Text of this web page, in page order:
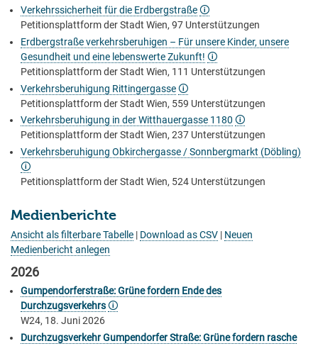
Verkehrssicherheit für die Erdbergstraße🛈
Petitionsplattform der Stadt Wien, 97 Unterstützungen
Erdbergstraße verkehrsberuhigen – Für unsere Kinder, unsere
Gesundheit und eine lebenswerte Zukunft! 🛈
Petitionsplattform der Stadt Wien, 111 Unterstützungen
Verkehrsberuhigung Rittingergasse🛈
Petitionsplattform der Stadt Wien, 559 Unterstützungen
Verkehrsberuhigung in der Witthauergasse 1180 🛈
Petitionsplattform der Stadt Wien, 237 Unterstützungen
Verkehrsberuhigung Obkirchergasse / Sonnbergmarkt (Döbling)
🛈
Petitionsplattform der Stadt Wien, 524 Unterstützungen
Medienberichte
Ansicht als filterbare Tabelle | Download as CSV | Neuen
Medienbericht anlegen
2026
Gumpendorferstraße: Grüne fordern Ende des
Durchzugsverkehrs🛈
W24, 18. Juni 2026
Durchzugsverkehr Gumpendorfer Straße: Grüne fordern rasche